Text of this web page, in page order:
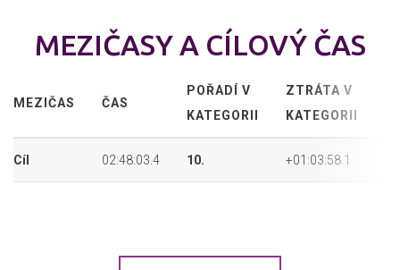
MEZIČASY A CÍLOVÝ ČAS
MEZIČAS ČAS
POŘADÍ V
KATEGORII
ZTRÁTA V
KATEGORII
Cíl 02:48:03.4 10. +01:03:58.1